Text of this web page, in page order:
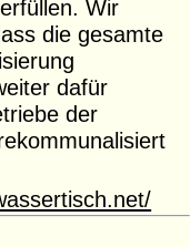
Wir
die gesamte
dafür
der